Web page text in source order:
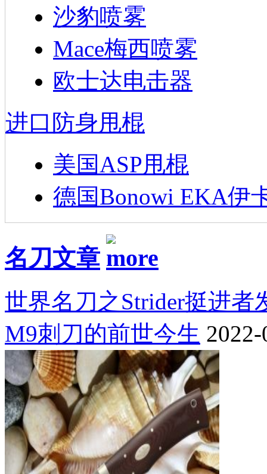
沙豹喷雾
Mace梅西喷雾
欧士达电击器
进口防身甩棍
美国ASP甩棍
德国Bonowi EKA伊
名刀文章
世界名刀之Strider挺进者
M9刺刀的前世今生